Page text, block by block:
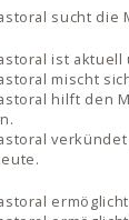
sucht die
ist
mischt
hilft den